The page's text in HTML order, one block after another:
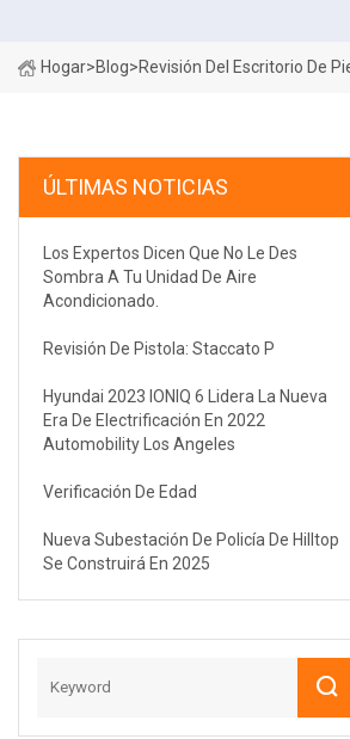
Hogar>Blog>Revisión Del Escritorio De
ÚLTIMAS NOTICIAS
Los Expertos Dicen Que No Le Des
Sombra A Tu Unidad De Aire
Acondicionado.
Revisión De Pistola: Staccato P
Hyundai 2023 IONIQ 6 Lidera La Nueva
Era De Electrificación En 2022
Automobility Los Angeles
Verificación De Edad
Nueva Subestación De Policía De Hilltop
Se Construirá En 2025